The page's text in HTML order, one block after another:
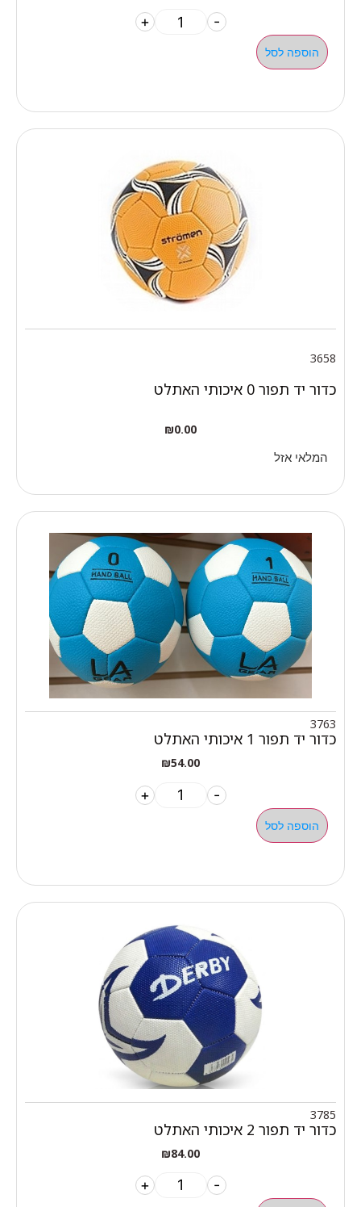
-
+
הוספה לסל
3658
כדור יד תפור 0 איכותי האתלט
₪0.00
המלאי אזל
3763
כדור יד תפור 1 איכותי האתלט
₪54.00
-
+
הוספה לסל
3785
כדור יד תפור 2 איכותי האתלט
₪84.00
-
+